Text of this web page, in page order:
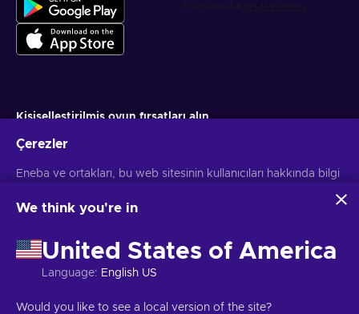
Kişiselleştirilmiş oyun fırsatları alın
Aboneliğinizi istediğiniz zaman iptal edebilirsiniz. Daha fazla bilgi için
Telif Hakkı © 2026 Eneba. Tüm Hakları Saklıdır. JSC "Helis play",
Çerezler
Eneba ve ortakları, bu web sitesinin kullanıcıları hakkında bilgi
kullanır. Bu bilgileri sitedeki içerik, reklamcılık ve diğer
reklam kişiselleştirmesi için de kullanılabilir.
'Tümünü kabul et'e tıklayarak, bu teknolojilerin Eneba ve
ortakları tarafından kullanılmasına izin vermiş olursunuz.
Google'ın verilerinizi nasıl kullandığı hakkında daha fazla bilgi
We think you're in
United States of America
Language: English US
Would you like to see a local version of the site?